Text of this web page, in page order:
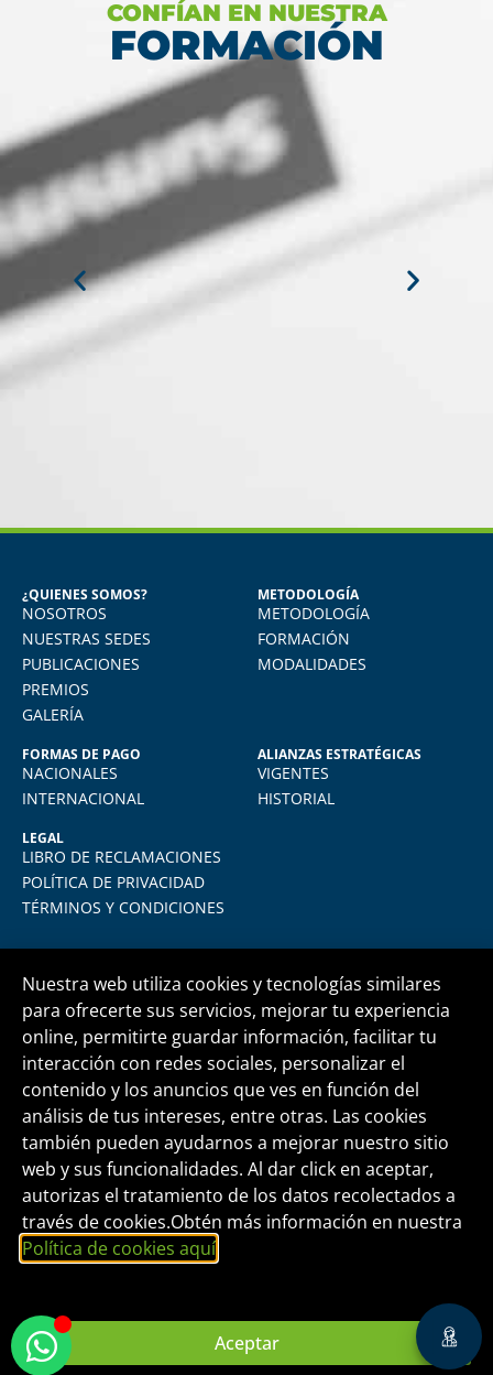
CONFÍAN EN NUESTRA
FORMACIÓN
GÓNGORA
Vivo en Arequipa y llevé el diploma con
total comodidad desde mi casa. La
plataforma virtual de FIDE es muy intuitiva
y muy amigable. La enseñanza virtual es
¿QUIENES SOMOS?
NOSOTROS
NUESTRAS SEDES
PUBLICACIONES
PREMIOS
GALERÍA
METODOLOGÍA
METODOLOGÍA
FORMACIÓN
MODALIDADES
FORMAS DE PAGO
NACIONALES
INTERNACIONAL
ALIANZAS ESTRATÉGICAS
VIGENTES
HISTORIAL
LEGAL
LIBRO DE RECLAMACIONES
POLÍTICA DE PRIVACIDAD
TÉRMINOS Y CONDICIONES
Central telefónica+51 1 500 6133
informes@fide.edu.pe
Edificio T-Tower Of. 2004 | Av. Rivera Navarrete
395 - San Isidro
FORMACIÓN INTEGRAL Y DESARROLLO
EMPRESARIAL S.A.C.
RUC Nº 20465826160
Nuestra web utiliza cookies y tecnologías similares
para ofrecerte sus servicios, mejorar tu experiencia
online, permitirte guardar información, facilitar tu
interacción con redes sociales, personalizar el
contenido y los anuncios que ves en función del
análisis de tus intereses, entre otras. Las cookies
también pueden ayudarnos a mejorar nuestro sitio
web y sus funcionalidades. Al dar click en aceptar,
autorizas el tratamiento de los datos recolectados a
través de cookies.Obtén más información en nuestra
Política de cookies aquí
Aceptar